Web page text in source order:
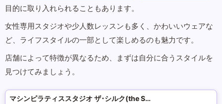
目的に取り入れられることもあります。
女性専用スタジオや少人数レッスンも多く、かわいいウェアな
ど、ライフスタイルの一部として楽しめるのも魅力です。
店舗によって特徴が異なるため、まずは自分に合うスタイルを
見つけてみましょう。
マシンピラティススタジオ ザ･シルク(the SILK)